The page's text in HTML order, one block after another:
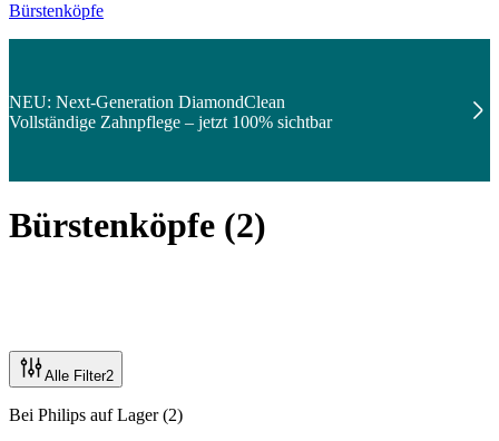
Bürstenköpfe
NEU: Next-Generation DiamondClean
Vollständige Zahnpflege – jetzt 100% sichtbar
Bürstenköpfe (2)
Alle Filter2
Bei Philips auf Lager (2)